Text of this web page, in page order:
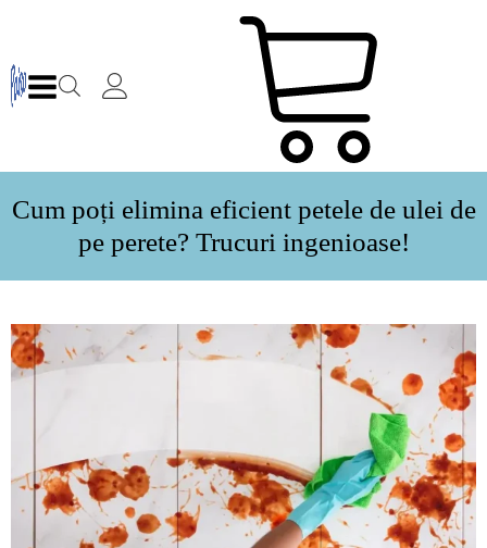
Cum poți elimina eficient petele de ulei de
pe perete? Trucuri ingenioase!